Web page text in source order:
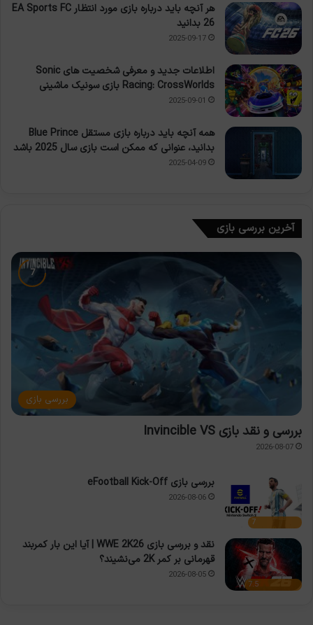
هر آنچه باید درباره بازی مورد انتظار EA Sports FC
26 بدانید
2025-09-17
اطلاعات جدید و معرفی شخصیت های Sonic
Racing: CrossWorlds بازی سونیک ماشینی
2025-09-01
همه آنچه باید درباره بازی مستقل Blue Prince
بدانید، عنوانی که ممکن است بازی سال 2025 باشد
2025-04-09
آخرین بررسی بازی
بررسی بازی
بررسی و نقد بازی Invincible VS
2026-08-07
7
بررسی بازی eFootball Kick-Off
2026-08-06
7.5
نقد و بررسی بازی WWE 2K26 | آیا این بار کمربند
قهرمانی بر کمر 2K می‌نشیند؟
2026-08-05